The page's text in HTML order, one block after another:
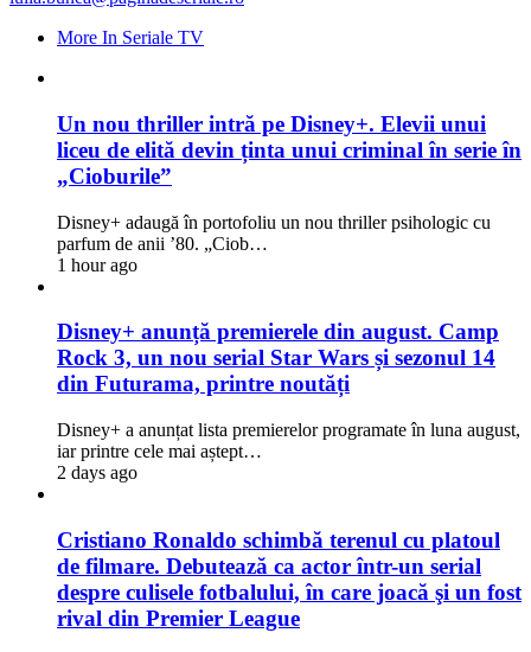
More In Seriale TV
Un nou thriller intră pe Disney+. Elevii unui
liceu de elită devin ținta unui criminal în serie în
„Cioburile”
Disney+ adaugă în portofoliu un nou thriller psihologic cu
parfum de anii ’80. „Ciob…
1 hour ago
Disney+ anunță premierele din august. Camp
Rock 3, un nou serial Star Wars și sezonul 14
din Futurama, printre noutăți
Disney+ a anunțat lista premierelor programate în luna august,
iar printre cele mai aștept…
2 days ago
Cristiano Ronaldo schimbă terenul cu platoul
de filmare. Debutează ca actor într-un serial
despre culisele fotbalului, în care joacă şi un fost
rival din Premier League